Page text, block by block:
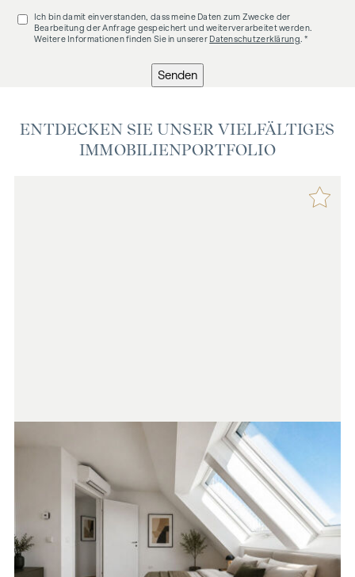
Ich bin damit einverstanden, dass meine Daten zum Zwecke der
Bearbeitung der Anfrage gespeichert und weiterverarbeitet werden.
Weitere Informationen finden Sie in unserer Datenschutzerklärung. *
Senden
ENTDECKEN SIE UNSER VIELFÄLTIGES
IMMOBILIENPORTFOLIO